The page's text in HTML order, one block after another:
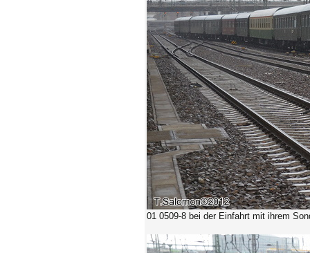
01 0509-8 bei der Einfahrt mit ihrem